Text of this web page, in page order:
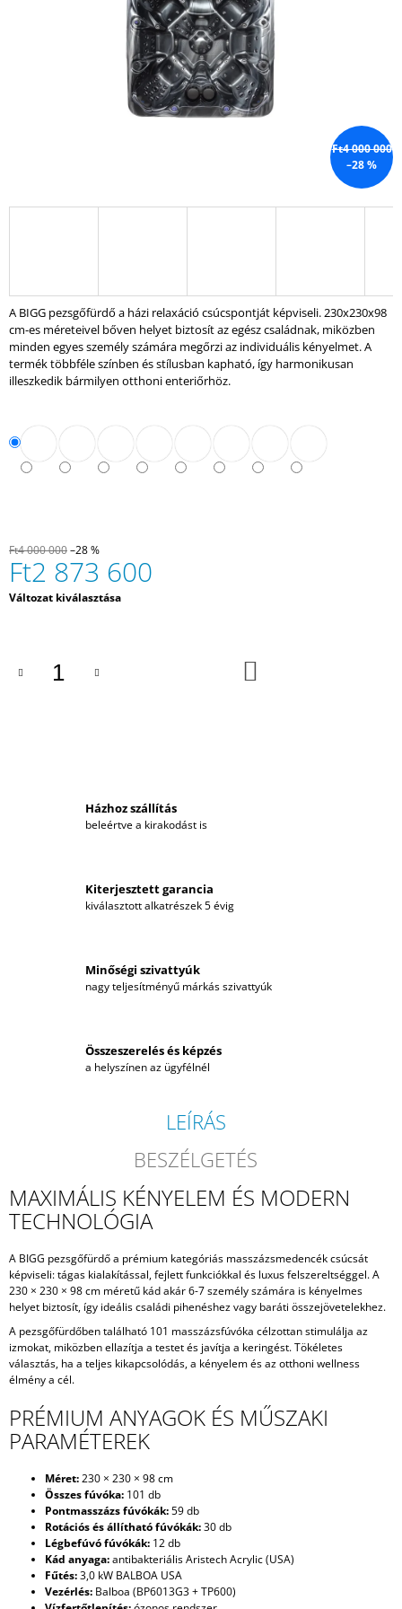
Ft4 000 000
–28 %
A BIGG pezsgőfürdő a házi relaxáció csúcspontját képviseli. 230x230x98
cm-es méreteivel bőven helyet biztosít az egész családnak, miközben
minden egyes személy számára megőrzi az individuális kényelmet. A
termék többféle színben és stílusban kapható, így harmonikusan
illeszkedik bármilyen otthoni enteriőrhöz.
Ft4 000 000–28 %
Ft2 873 600
Egységár:
Változat kiválasztása
Házhoz szállítás
beleértve a kirakodást is
Kiterjesztett garancia
kiválasztott alkatrészek 5 évig
Minőségi szivattyúk
nagy teljesítményű márkás szivattyúk
Összeszerelés és képzés
a helyszínen az ügyfélnél
LEÍRÁS
BESZÉLGETÉS
MAXIMÁLIS KÉNYELEM ÉS MODERN
TECHNOLÓGIA
A BIGG pezsgőfürdő a prémium kategóriás masszázsmedencék csúcsát
képviseli: tágas kialakítással, fejlett funkciókkal és luxus felszereltséggel. A
230 × 230 × 98 cm méretű kád akár 6-7 személy számára is kényelmes
helyet biztosít, így ideális családi pihenéshez vagy baráti összejövetelekhez.
A pezsgőfürdőben található 101 masszázsfúvóka célzottan stimulálja az
izmokat, miközben ellazítja a testet és javítja a keringést. Tökéletes
választás, ha a teljes kikapcsolódás, a kényelem és az otthoni wellness
élmény a cél.
PRÉMIUM ANYAGOK ÉS MŰSZAKI
PARAMÉTEREK
Méret:230 × 230 × 98 cm
Összes fúvóka: 101 db
Pontmasszázs fúvókák:59 db
Rotációs és állítható fúvókák:30 db
Légbefúvó fúvókák: 12 db
Kád anyaga:antibakteriális Aristech Acrylic (USA)
Fűtés:3,0 kW BALBOA USA
Vezérlés: Balboa (BP6013G3 + TP600)
SUN
MASSZÁZSMEDENCE
Ft2
475
000